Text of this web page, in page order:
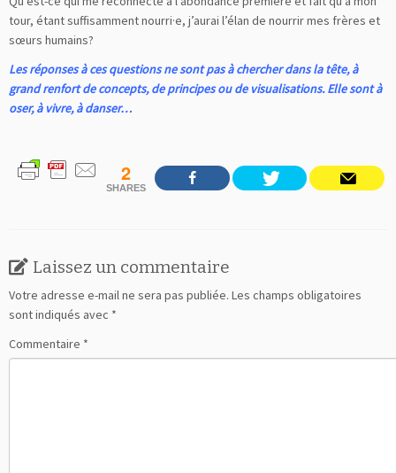
tour, étant suffisamment nourri·e, j’aurai l’élan de nourrir mes frères et
sœurs humains?
Les réponses à ces questions ne sont pas à chercher dans la tête, à
grand renfort de concepts, de principes ou de visualisations. Elle sont à
oser, à vivre, à danser…
2
SHARES
Laissez un commentaire
Votre adresse e-mail ne sera pas publiée. Les champs obligatoires
sont indiqués avec *
Commentaire *